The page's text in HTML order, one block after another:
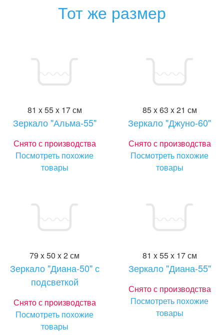
Тот же размер
81 x 55 x 17 см
Зеркало "Альма-55"
Снято с производства
Посмотреть похожие
товары
85 x 63 x 21 см
Зеркало "Джуно-60"
Снято с производства
Посмотреть похожие
товары
79 x 50 x 2 см
Зеркало "Диана-50" с
подсветкой
Снято с производства
Посмотреть похожие
товары
81 x 55 x 17 см
Зеркало "Диана-55"
Снято с производства
Посмотреть похожие
товары